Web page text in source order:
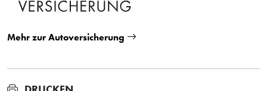
Mehr zur Autoversicherung